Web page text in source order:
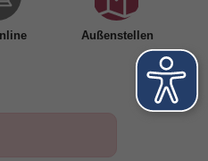
Außenstellen